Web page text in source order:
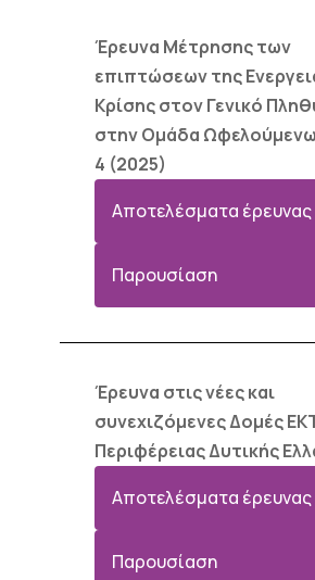
Έρευνα Μέτρησης των
επιπτώσεων της
Κρίσης στον Γενικό
στην Ομάδα
4 (2025)
Αποτελέσματα έρευνας
Παρουσίαση
Έρευνα στις νέες και
συνεχιζόμενες Δομές
Περιφέρειας Δυτικής
Αποτελέσματα έρευνας
Παρουσίαση